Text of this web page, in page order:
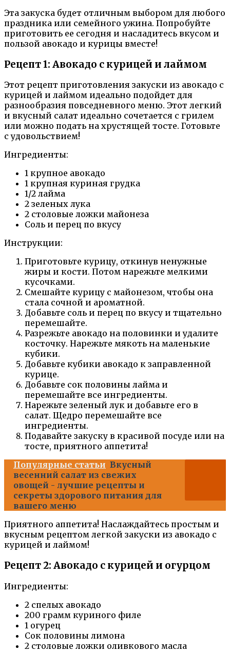
Эта закуска будет отличным выбором для любого
праздника или семейного ужина. Попробуйте
приготовить ее сегодня и насладитесь вкусом и
пользой авокадо и курицы вместе!
Рецепт 1: Авокадо с курицей и лаймом
Этот рецепт приготовления закуски из авокадо с
курицей и лаймом идеально подойдет для
разнообразия повседневного меню. Этот легкий
и вкусный салат идеально сочетается с грилем
или можно подать на хрустящей тосте. Готовьте
с удовольствием!
Ингредиенты:
1 крупное авокадо
1 крупная куриная грудка
1/2 лайма
2 зеленых лука
2 столовые ложки майонеза
Соль и перец по вкусу
Инструкции:
Приготовьте курицу, откинув ненужные
жиры и кости. Потом нарежьте мелкими
кусочками.
Смешайте курицу с майонезом, чтобы она
стала сочной и ароматной.
Добавьте соль и перец по вкусу и тщательно
перемешайте.
Разрежьте авокадо на половинки и удалите
косточку. Нарежьте мякоть на маленькие
кубики.
Добавьте кубики авокадо к заправленной
курице.
Добавьте сок половины лайма и
перемешайте все ингредиенты.
Нарежьте зеленый лук и добавьте его в
салат. Щедро перемешайте все
ингредиенты.
Подавайте закуску в красивой посуде или на
тосте, приятного аппетита!
Популярные статьи Вкусный
весенний салат из свежих
овощей - лучшие рецепты и
секреты здорового питания для
вашего меню
Приятного аппетита! Наслаждайтесь простым и
вкусным рецептом легкой закуски из авокадо с
курицей и лаймом!
Рецепт 2: Авокадо с курицей и огурцом
Ингредиенты:
2 спелых авокадо
200 грамм куриного филе
1 огурец
Сок половины лимона
2 столовые ложки оливкового масла